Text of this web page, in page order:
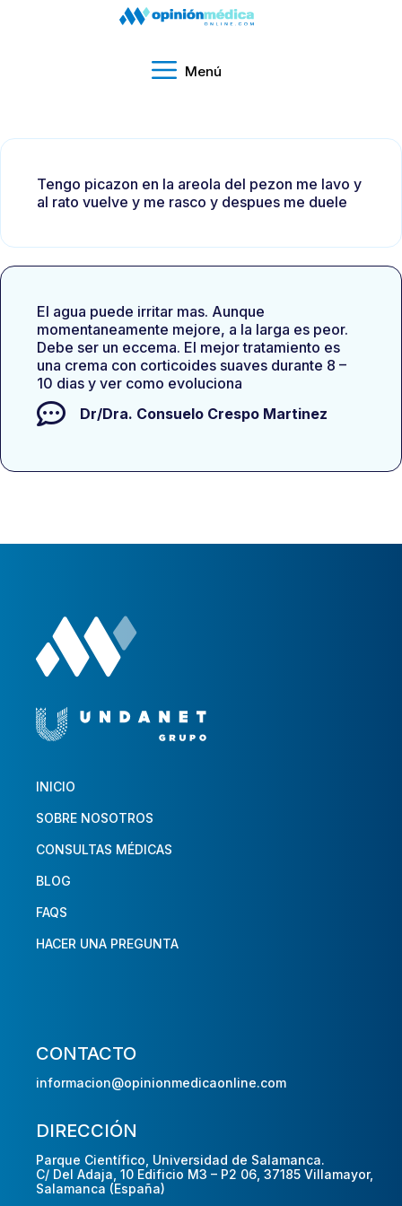
Menú
Tengo picazon en la areola del pezon me lavo y
al rato vuelve y me rasco y despues me duele
El agua puede irritar mas. Aunque
momentaneamente mejore, a la larga es peor.
Debe ser un eccema. El mejor tratamiento es
una crema con corticoides suaves durante 8 –
10 dias y ver como evoluciona
Dr/Dra. Consuelo Crespo Martinez
INICIO
SOBRE NOSOTROS
CONSULTAS MÉDICAS
BLOG
FAQS
HACER UNA PREGUNTA
CONTACTO
informacion@opinionmedicaonline.com
DIRECCIÓN
Parque Científico, Universidad de Salamanca.
C/ Del Adaja, 10 Edificio M3 – P2 06, 37185 Villamayor,
Salamanca (España)